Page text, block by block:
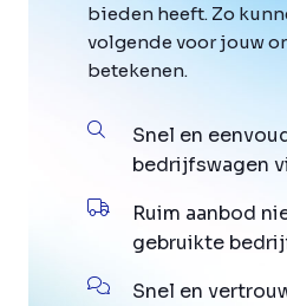
bieden heeft. Zo
volgende voor jouw
betekenen.
Snel en
bedrijfswagen
Ruim aanbod
gebruikte
Snel en